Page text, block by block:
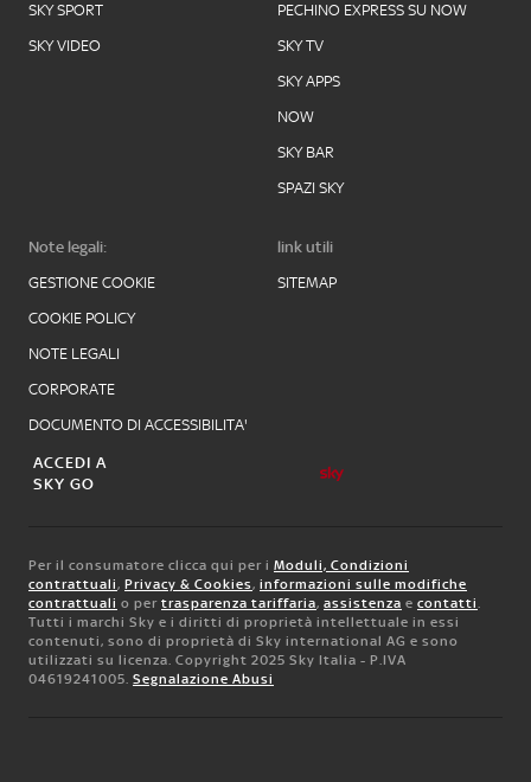
SKY SPORT
SKY VIDEO
PECHINO EXPRESS SU NOW
SKY TV
SKY APPS
NOW
SKY BAR
SPAZI SKY
Note legali:
GESTIONE COOKIE
COOKIE POLICY
NOTE LEGALI
CORPORATE
DOCUMENTO DI ACCESSIBILITA'
link utili
SITEMAP
ACCEDI A
SKY GO
Per il consumatore clicca qui per i Moduli, Condizioni
contrattuali, Privacy & Cookies, informazioni sulle modifiche
contrattuali o per trasparenza tariffaria, assistenza e contatti.
Tutti i marchi Sky e i diritti di proprietà intellettuale in essi
contenuti, sono di proprietà di Sky international AG e sono
utilizzati su licenza. Copyright 2025 Sky Italia - P.IVA
04619241005. Segnalazione Abusi